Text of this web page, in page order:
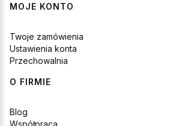
MOJE KONTO
Twoje zamówienia
Ustawienia konta
Przechowalnia
O FIRMIE
Blog
Współpraca